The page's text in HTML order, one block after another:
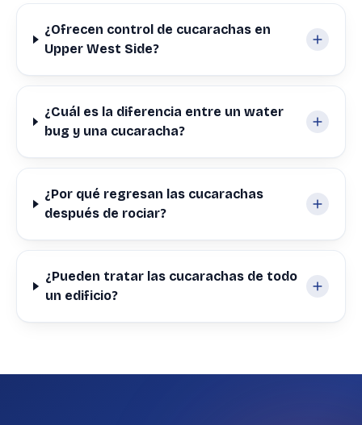
¿Ofrecen control de cucarachas en
Upper West Side?
¿Cuál es la diferencia entre un water
bug y una cucaracha?
¿Por qué regresan las cucarachas
después de rociar?
¿Pueden tratar las cucarachas de todo
un edificio?